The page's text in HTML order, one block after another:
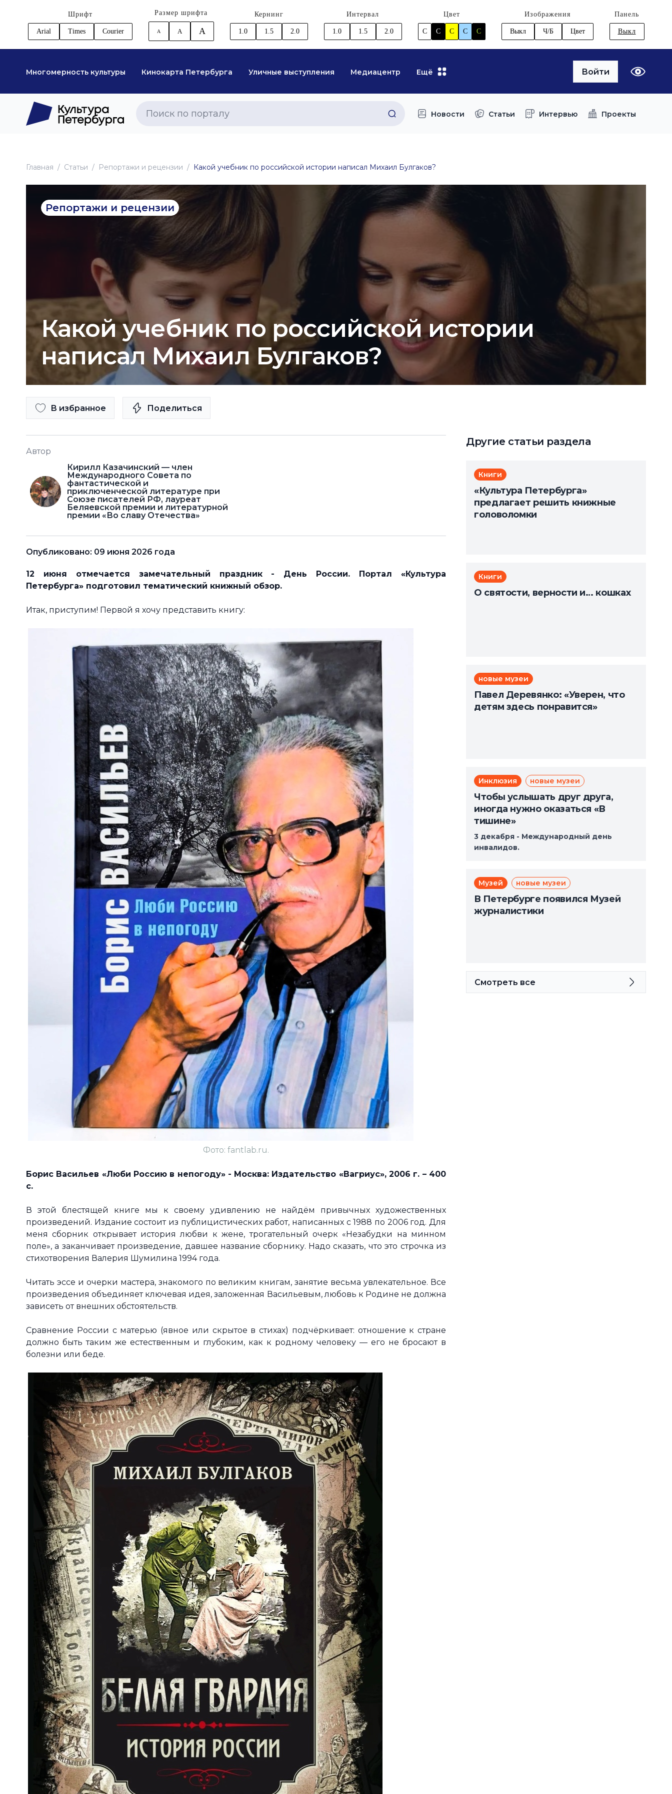
Шрифт
Arial Times Courier
Размер шрифта
A A A
Кернинг
1.0 1.5 2.0
Интервал
1.0 1.5 2.0
Цвет
C C C C C
Изображения
Выкл Ч/Б Цвет
Панель
Выкл
Многомерность культуры Кинокарта Петербурга Уличные выступления Медиацентр Ещё Войти
Новости Статьи Интервью Проекты
Главная Статьи Репортажи и рецензии Какой учебник по российской истории написал Михаил Булгаков?
Репортажи и рецензии
Какой учебник по российской истории
написал Михаил Булгаков?
В избранное Поделиться
Автор
Кирилл Казачинский — член
Международного Совета по
фантастической и
приключенческой литературе при
Союзе писателей РФ, лауреат
Беляевской премии и литературной
премии «Во славу Отечества»
Опубликовано: 09 июня 2026 года
12 июня отмечается замечательный праздник - День России. Портал «Культура
Петербурга» подготовил тематический книжный обзор.
Итак, приступим! Первой я хочу представить книгу:
Фото: fantlab.ru.
Борис Васильев «Люби Россию в непогоду» - Москва: Издательство «Вагриус», 2006 г. – 400
с.
В этой блестящей книге мы к своему удивлению не найдём привычных художественных
произведений. Издание состоит из публицистических работ, написанных с 1988 по 2006 год. Для
меня сборник открывает история любви к жене, трогательный очерк «Незабудки на минном
поле», а заканчивает произведение, давшее название сборнику. Надо сказать, что это строчка из
стихотворения Валерия Шумилина 1994 года.
Читать эссе и очерки мастера, знакомого по великим книгам, занятие весьма увлекательное. Все
произведения объединяет ключевая идея, заложенная Васильевым, любовь к Родине не должна
зависеть от внешних обстоятельств.
Сравнение России с матерью (явное или скрытое в стихах) подчёркивает: отношение к стране
должно быть таким же естественным и глубоким, как к родному человеку — его не бросают в
болезни или беде.
Другие статьи раздела
Книги
«Культура Петербурга»
предлагает решить книжные
головоломки
Книги
О святости, верности и… кошках
новые музеи
Павел Деревянко: «Уверен, что
детям здесь понравится»
Инклюзия новые музеи
Чтобы услышать друг друга,
иногда нужно оказаться «В
тишине»
3 декабря - Международный день
инвалидов.
Музей новые музеи
В Петербурге появился Музей
журналистики
Смотреть все